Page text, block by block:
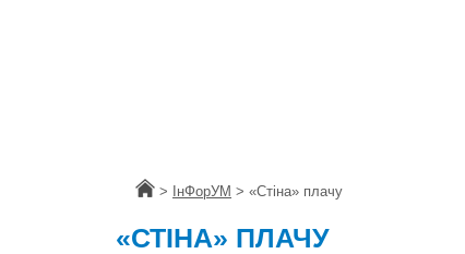
Головна
> ІнФорУМ > «Стiна» плачу
«СТIНА» ПЛАЧУ